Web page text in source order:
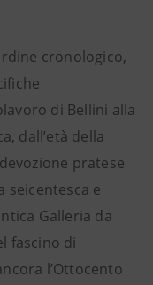
cronologico,
di Bellini alla
dall’età della
pratese
seicentesca e
Galleria da
fascino di
l’Ottocento